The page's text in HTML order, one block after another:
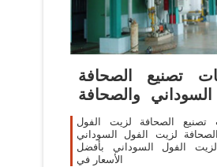
تصنيع الصحافة
والصحافة
لزيت
الصحافة لزيت الفول
لزيت الفول السوداني
الفول السوداني بأفضل
الأسعار في